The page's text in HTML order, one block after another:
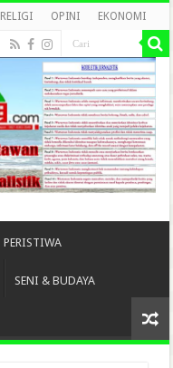
RELIGI OPINI EKONOMI
PERISTIWA
SENI & BUDAYA